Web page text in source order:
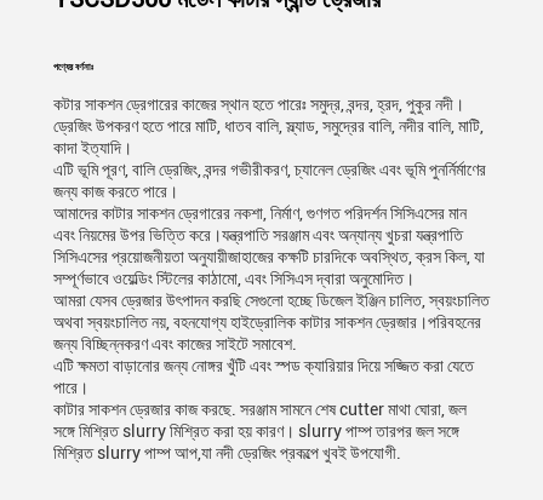
পণ্যের বর্ণনাঃ
কটার সাকশন ড্রেগারের কাজের স্থান হতে পারেঃ সমুদ্র, বন্দর, হ্রদ, পুকুর নদী।
ড্রেজিং উপকরণ হতে পারে মাটি, ধাতব বালি, স্ল্যাড, সমুদ্রের বালি, নদীর বালি, মাটি,
কাদা ইত্যাদি।
এটি ভূমি পূরণ, বালি ড্রেজিং, বন্দর গভীরীকরণ, চ্যানেল ড্রেজিং এবং ভূমি পুনর্নির্মাণের
জন্য কাজ করতে পারে।
আমাদের কাটার সাকশন ড্রেগারের নকশা, নির্মাণ, গুণগত পরিদর্শন সিসিএসের মান
এবং নিয়মের উপর ভিত্তি করে।যন্ত্রপাতি সরঞ্জাম এবং অন্যান্য খুচরা যন্ত্রপাতি
সিসিএসের প্রয়োজনীয়তা অনুযায়ীজাহাজের কক্ষটি চারদিকে অবস্থিত, ক্রস কিল, যা
সম্পূর্ণভাবে ওয়েল্ডিং স্টিলের কাঠামো, এবং সিসিএস দ্বারা অনুমোদিত।
আমরা যেসব ড্রেজার উৎপাদন করছি সেগুলো হচ্ছে ডিজেল ইঞ্জিন চালিত, স্বয়ংচালিত
অথবা স্বয়ংচালিত নয়, বহনযোগ্য হাইড্রোলিক কাটার সাকশন ড্রেজার।পরিবহনের
জন্য বিচ্ছিন্নকরণ এবং কাজের সাইটে সমাবেশ.
এটি ক্ষমতা বাড়ানোর জন্য নোঙ্গর খুঁটি এবং স্পড ক্যারিয়ার দিয়ে সজ্জিত করা যেতে
পারে।
কাটার সাকশন ড্রেজার কাজ করছে. সরঞ্জাম সামনে শেষ cutter মাথা ঘোরা, জল
সঙ্গে মিশ্রিত slurry মিশ্রিত করা হয় কারণ। slurry পাম্প তারপর জল সঙ্গে
মিশ্রিত slurry পাম্প আপ,যা নদী ড্রেজিং প্রকল্পে খুবই উপযোগী.